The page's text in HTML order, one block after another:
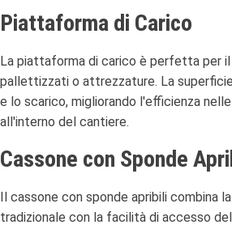
Piattaforma di Carico
La piattaforma di carico è perfetta per
pallettizzati o attrezzature. La
e lo scarico, migliorando l'efficienza
all'interno del cantiere.
Cassone con Sponde
Il cassone con sponde apribili combina
tradizionale con la facilità di accesso